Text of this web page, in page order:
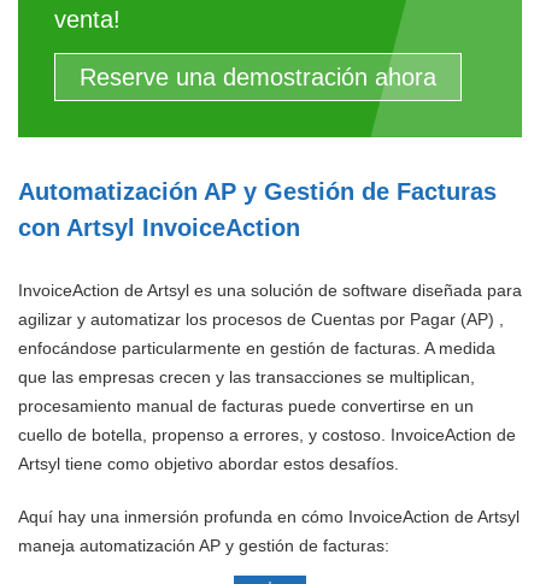
venta!
Reserve una demostración ahora
Automatización AP y Gestión de Facturas
con Artsyl InvoiceAction
InvoiceAction de Artsyl es una solución de software diseñada para
agilizar y automatizar los procesos de Cuentas por Pagar (AP) ,
enfocándose particularmente en gestión de facturas. A medida
que las empresas crecen y las transacciones se multiplican,
procesamiento manual de facturas puede convertirse en un
cuello de botella, propenso a errores, y costoso. InvoiceAction de
Artsyl tiene como objetivo abordar estos desafíos.
Aquí hay una inmersión profunda en cómo InvoiceAction de Artsyl
maneja automatización AP y gestión de facturas: